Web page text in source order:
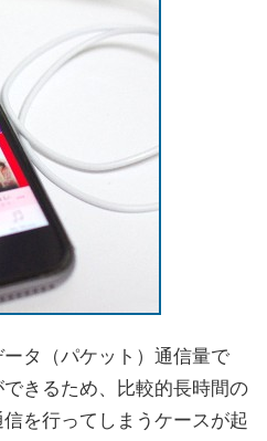
タ（パケット）通信量で
きるため、比較的長時間の
を行ってしまうケースが起